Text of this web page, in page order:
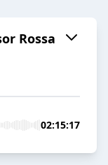
Rossa
02:15:17